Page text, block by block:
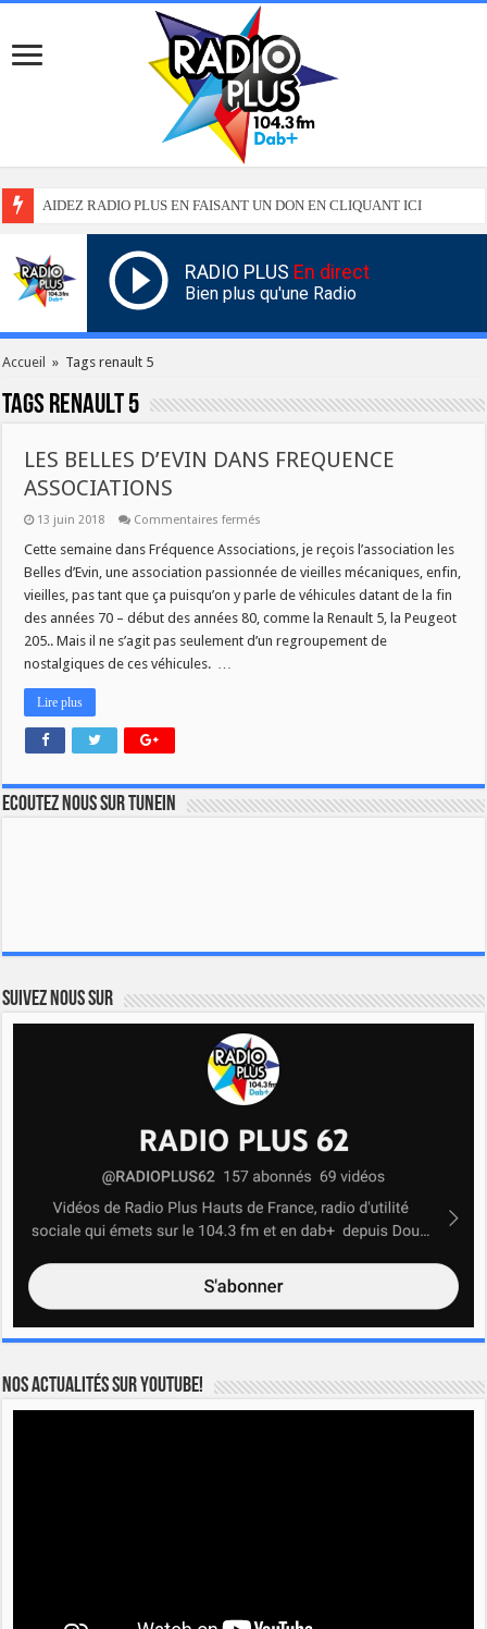
AIDEZ RADIO PLUS EN FAISANT UN DON EN CLIQUANT ICI
RADIO PLUS En direct
Bien plus qu'une Radio
Accueil » Tags renault 5
Tags renault 5
LES BELLES D’EVIN DANS FREQUENCE
ASSOCIATIONS
13 juin 2018 Commentaires fermés
BELLES
DANS
FREQUENCE
ASSOCIATIONS
Cette semaine dans Fréquence Associations, je reçois l’association les
Belles d’Evin, une association passionnée de vieilles mécaniques, enfin,
vieilles, pas tant que ça puisqu’on y parle de véhicules datant de la fin
des années 70 – début des années 80, comme la Renault 5, la Peugeot
205.. Mais il ne s’agit pas seulement d’un regroupement de
nostalgiques de ces véhicules. …
Lire plus
Ecoutez nous sur TuneIn
Suivez nous sur
Nos actualités sur YOUTUBE!